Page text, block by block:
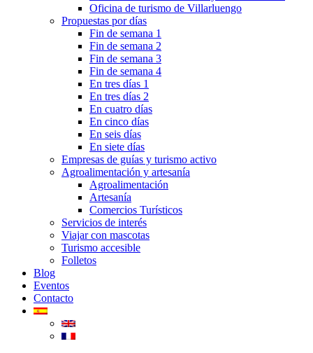
Oficina de turismo de Villarluengo
Propuestas por días
Fin de semana 1
Fin de semana 2
Fin de semana 3
Fin de semana 4
En tres días 1
En tres días 2
En cuatro días
En cinco días
En seis días
En siete días
Empresas de guías y turismo activo
Agroalimentación y artesanía
Agroalimentación
Artesanía
Comercios Turísticos
Servicios de interés
Viajar con mascotas
Turismo accesible
Folletos
Blog
Eventos
Contacto